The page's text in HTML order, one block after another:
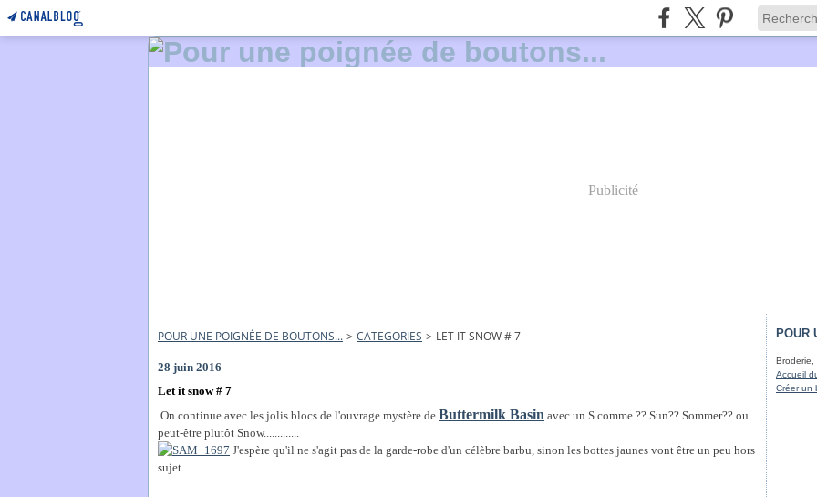
Publicité
POUR UNE POIGNÉE DE BOUTONS... > CATEGORIES > LET IT SNOW # 7
28 juin 2016
Let it snow # 7
On continue avec les jolis blocs de l'ouvrage mystère de Buttermilk Basin avec un S comme ?? Sun?? Sommer?? ou
peut-être plutôt Snow.............
J'espère qu'il ne s'agit pas de la garde-robe d'un célèbre barbu, sinon les bottes jaunes vont être un peu hors
sujet........
POUR
Broderie,
Accueil
Créer un